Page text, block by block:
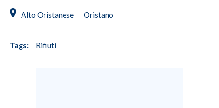
Alto Oristanese Oristano
Tags: Rifiuti